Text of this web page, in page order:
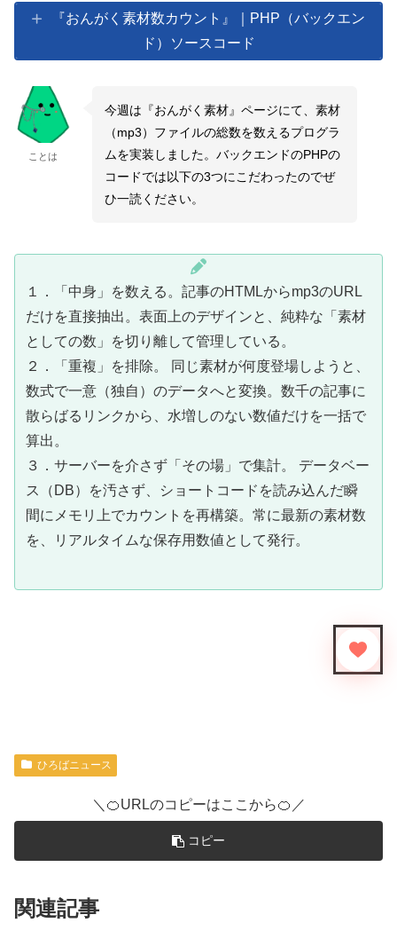
『おんがく素材数カウント』｜PHP（バックエン
ド）ソースコード
ことは
今週は『おんがく素材』ページにて、素材
（mp3）ファイルの総数を数えるプログラ
ムを実装しました。バックエンドのPHPの
コードでは以下の3つにこだわったのでぜ
ひ一読ください。
１．「中身」を数える。記事のHTMLからmp3のURL
だけを直接抽出。表面上のデザインと、純粋な「素材
としての数」を切り離して管理している。
２．「重複」を排除。 同じ素材が何度登場しようと、
数式で一意（独自）のデータへと変換。数千の記事に
散らばるリンクから、水増しのない数値だけを一括で
算出。
３．サーバーを介さず「その場」で集計。 データベー
ス（DB）を汚さず、ショートコードを読み込んだ瞬
間にメモリ上でカウントを再構築。常に最新の素材数
を、リアルタイムな保存用数値として発行。
ひろばニュース
＼🍊URLのコピーはここから🍊／
コピー
関連記事